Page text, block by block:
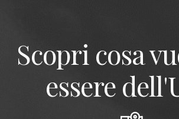
Scopri cosa
essere